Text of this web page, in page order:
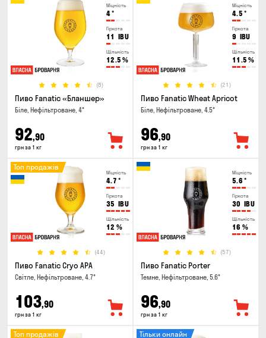
Міцність
4°
Гіркота
11 IBU
Щільність
12.5 %
(8)
Пиво Fanatic «Бланшер»
Біле, Нефільтроване, 4°
92,90
грн за 1 кг
Міцність
4.5 °
Гіркота
9 IBU
Щільність
11.5 %
(21)
Пиво Fanatic Wheat Apricot
Біле, Нефільтроване, 4.5°
96,90
грн за 1 кг
Міцність
4.7 °
Гіркота
35 IBU
Щільність
12 %
(44)
Топ продажів
Пиво Fanatic Cryo APA
Світле, Нефільтроване, 4.7°
103,90
грн за 1 кг
Міцність
5.6 °
Гіркота
30 IBU
Щільність
16 %
(57)
Пиво Fanatic Porter
Темне, Нефільтроване, 5.6°
96,90
грн за 1 кг
Топ продажів Тільки онлайн